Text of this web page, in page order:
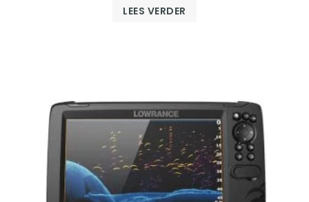
LEES VERDER